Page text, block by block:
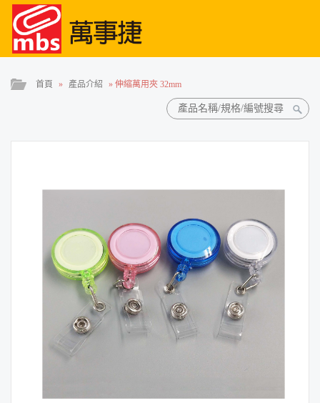
首頁 » 產品介紹 » 伸縮萬用夾 32mm